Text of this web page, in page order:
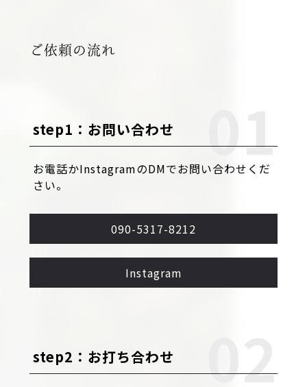
ご依頼の流れ
step1：お問い合わせ
お電話かInstagramのDMでお問い合わせくだ
さい。
090-5317-8212
Instagram
step2：お打ち合わせ